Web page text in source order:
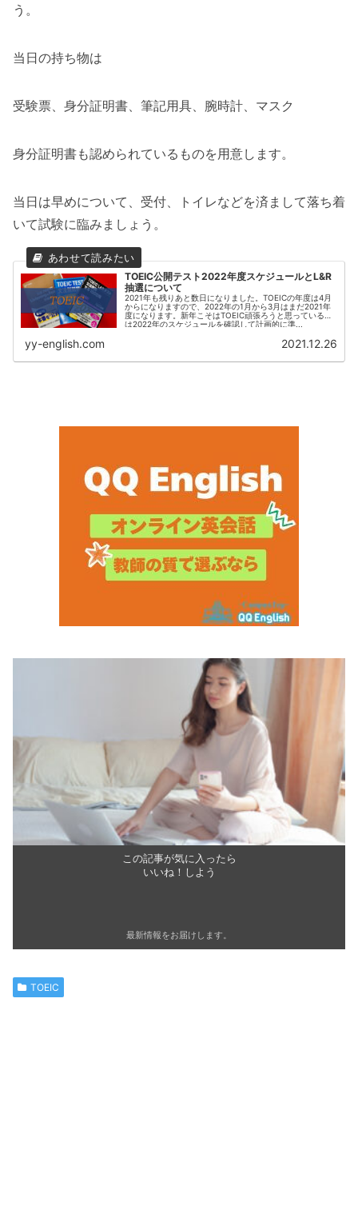
う。
当日の持ち物は
受験票、身分証明書、筆記用具、腕時計、マスク
身分証明書も認められているものを用意します。
当日は早めについて、受付、トイレなどを済まして落ち着
いて試験に臨みましょう。
TOEIC公開テスト2022年度スケジュールとL&R
抽選について
2021年も残りあと数日になりました。TOEICの年度は4月
からになりますので、2022年の1月から3月はまだ2021年
度になります。新年こそはTOEIC頑張ろうと思っている方
は2022年のスケジュールを確認して計画的に準...
yy-english.com 2021.12.26
この記事が気に入ったら
いいね！しよう
最新情報をお届けします。
TOEIC